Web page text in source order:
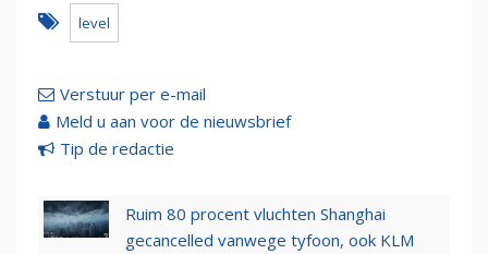
level
Verstuur per e-mail
Meld u aan voor de nieuwsbrief
Tip de redactie
Ruim 80 procent vluchten Shanghai
gecancelled vanwege tyfoon, ook KLM